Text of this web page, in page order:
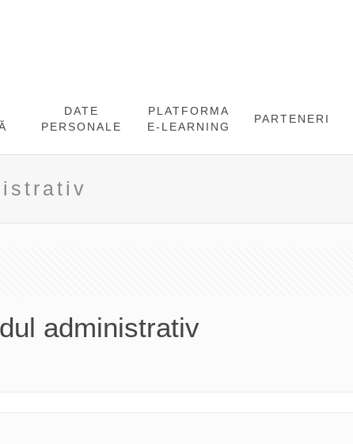
DATE
PERSONALE
PLATFORMA
E-LEARNING
PARTENERI
administrativ